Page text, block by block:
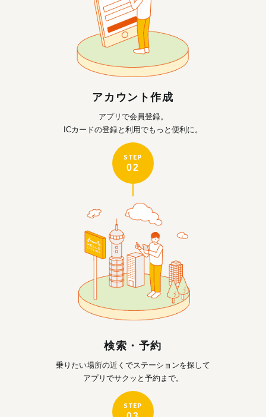
アカウント作成
アプリで会員登録。
ICカードの登録と利用でもっと便利に。
STEP
02
検索・予約
乗りたい場所の近くでステーションを探して
アプリでサクッと予約まで。
STEP